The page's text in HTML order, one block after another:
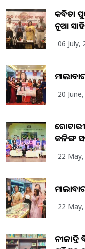
କବିତା
ନୂଆ
06 July,
20
କଳିଙ୍ଗ
22
22